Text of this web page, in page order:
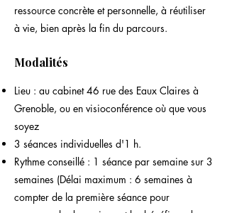
ressource concrète et personnelle, à réutiliser
à vie, bien après la fin du parcours.
Modalités
Lieu : au cabinet 46 rue des Eaux Claires à
Grenoble, ou en visioconférence où que vous
soyez
3 séances individuelles d'1 h.
Rythme conseillé : 1 séance par semaine sur 3
semaines (Délai maximum : 6 semaines à
compter de la première séance pour